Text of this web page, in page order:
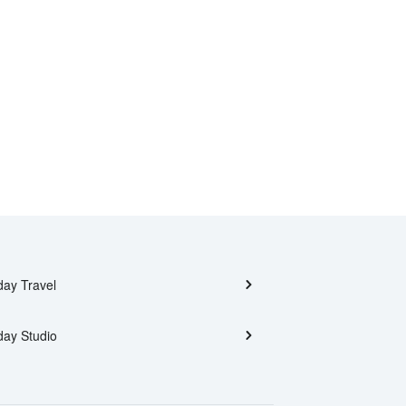
Travel
Studio